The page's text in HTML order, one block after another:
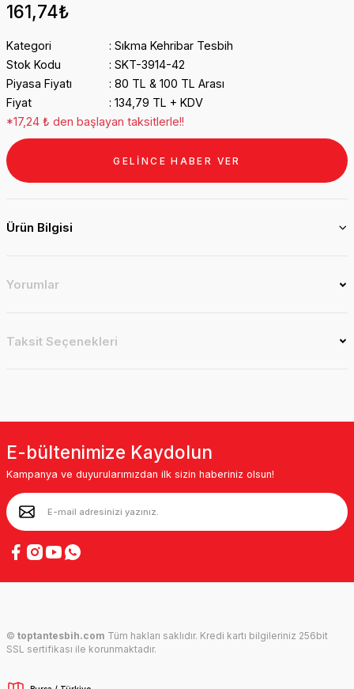
161,74₺
Kategori
Sıkma Kehribar Tesbih
Stok Kodu
SKT-3914-42
Piyasa Fiyatı
80 TL & 100 TL Arası
Fiyat
134,79 TL + KDV
*17,24 ₺ den başlayan taksitlerle!!
GELİNCE HABER VER
Ürün Bilgisi
Yorumlar
Taksit Seçenekleri
E-bültenimize Kaydolun
Kampanya ve duyurularımızdan ilk sizin haberiniz olsun!
© toptantesbih.com Tüm hakları saklıdır. Kredi kartı bilgileriniz 256bit
SSL sertifikası ile korunmaktadır.